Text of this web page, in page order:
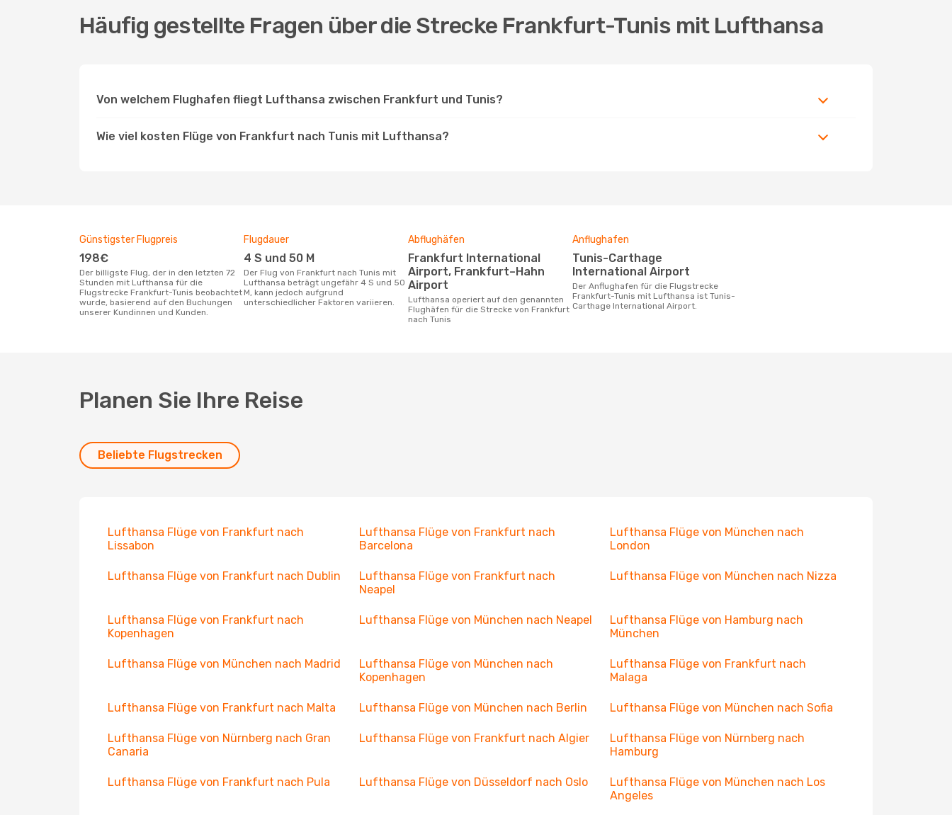
Häufig gestellte Fragen über die Strecke Frankfurt-Tunis mit Lufthansa
Von welchem Flughafen fliegt Lufthansa zwischen Frankfurt und Tunis?
Wie viel kosten Flüge von Frankfurt nach Tunis mit Lufthansa?
Günstigster Flugpreis
198€
Der billigste Flug, der in den letzten 72
Stunden mit Lufthansa für die
Flugstrecke Frankfurt-Tunis beobachtet
wurde, basierend auf den Buchungen
unserer Kundinnen und Kunden.
Flugdauer
4 S und 50 M
Der Flug von Frankfurt nach Tunis mit
Lufthansa beträgt ungefähr 4 S und 50
M, kann jedoch aufgrund
unterschiedlicher Faktoren variieren.
Abflughäfen
Frankfurt International
Airport, Frankfurt–Hahn
Airport
Lufthansa operiert auf den genannten
Flughäfen für die Strecke von Frankfurt
nach Tunis
Anflughafen
Tunis-Carthage
International Airport
Der Anflughafen für die Flugstrecke
Frankfurt-Tunis mit Lufthansa ist Tunis-
Carthage International Airport.
Planen Sie Ihre Reise
Beliebte Flugstrecken
Lufthansa Flüge von Frankfurt nach
Lissabon
Lufthansa Flüge von Frankfurt nach
Barcelona
Lufthansa Flüge von München nach
London
Lufthansa Flüge von Frankfurt nach Dublin
Lufthansa Flüge von Frankfurt nach
Neapel
Lufthansa Flüge von München nach Nizza
Lufthansa Flüge von Frankfurt nach
Kopenhagen
Lufthansa Flüge von München nach Neapel
Lufthansa Flüge von Hamburg nach
München
Lufthansa Flüge von München nach Madrid
Lufthansa Flüge von München nach
Kopenhagen
Lufthansa Flüge von Frankfurt nach
Malaga
Lufthansa Flüge von Frankfurt nach Malta Lufthansa Flüge von München nach Berlin Lufthansa Flüge von München nach Sofia
Lufthansa Flüge von Nürnberg nach Gran
Canaria
Lufthansa Flüge von Frankfurt nach Algier
Lufthansa Flüge von Nürnberg nach
Hamburg
Lufthansa Flüge von Frankfurt nach Pula Lufthansa Flüge von Düsseldorf nach Oslo
Lufthansa Flüge von München nach Los
Angeles